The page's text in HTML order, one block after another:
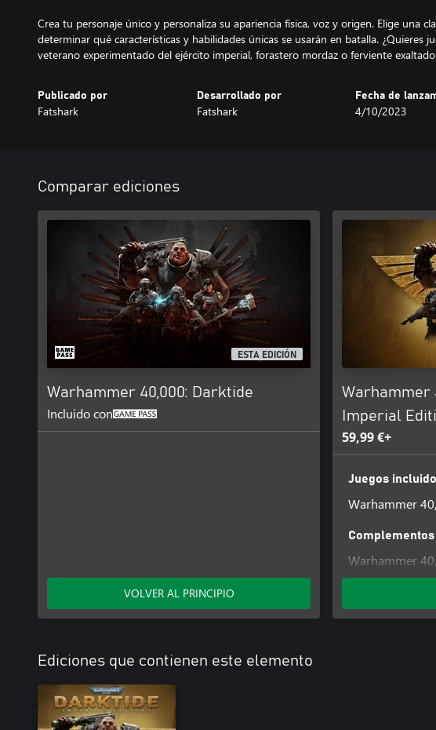
Crea tu personaje único y personaliza su apariencia física, voz y origen. Elige una
determinar qué características y habilidades únicas se usarán en batalla. ¿Quieres
Publicado por
Fatshark
Desarrollado por
Fatshark
Fecha de
4/10/2023
Comparar ediciones
ESTA EDICIÓN
Warhammer 40,000: Darktide
Incluido con
VOLVER AL PRINCIPIO
Warhammer
Imperial
59,99 €+
Juegos
Warhammer
Warhammer
Edition Content
Ediciones que contienen este elemento